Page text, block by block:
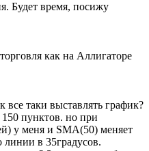
Будет время, посижу
вля как на Аллигаторе
все таки выставлять график?
пунктов. но при
у меня и SMA(50) меняет
линии в 35градусов.